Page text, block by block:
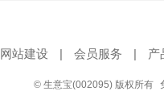
网站建设 | 会员服务 | 产
© 生意宝(002095) 版权所有